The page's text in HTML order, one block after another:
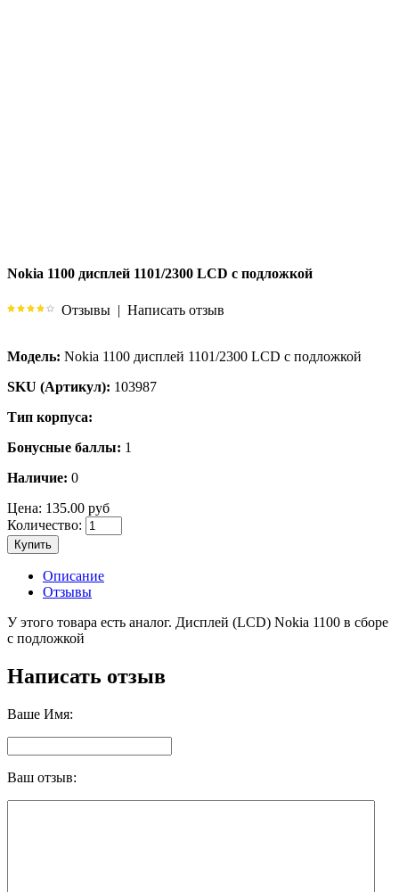
Nokia 1100 дисплей 1101/2300 LCD с подложкой
Отзывы | Написать отзыв
Модель: Nokia 1100 дисплей 1101/2300 LCD с подложкой
SKU (Артикул): 103987
Тип корпуса:
Бонусные баллы: 1
Наличие: 0
Цена: 135.00 руб
Количество:
Купить
Описание
Отзывы
У этого товара есть аналог. Дисплей (LCD) Nokia 1100 в сборе
с подложкой
Написать отзыв
Ваше Имя:
Ваш отзыв: